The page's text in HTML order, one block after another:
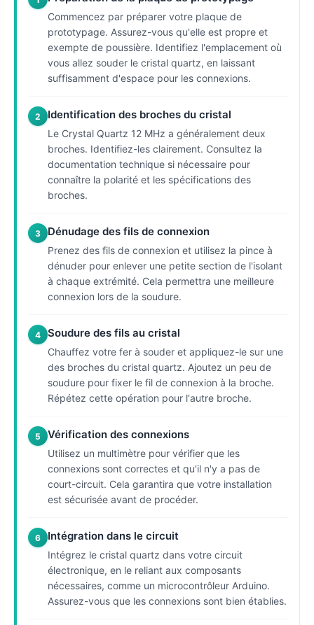
Commencez par préparer votre plaque de
prototypage. Assurez-vous qu'elle est propre et
exempte de poussière. Identifiez l'emplacement où
vous allez souder le cristal quartz, en laissant
suffisamment d'espace pour les connexions.
2 Identification des broches du cristal
Le Crystal Quartz 12 MHz a généralement deux
broches. Identifiez-les clairement. Consultez la
documentation technique si nécessaire pour
connaître la polarité et les spécifications des
broches.
3 Dénudage des fils de connexion
Prenez des fils de connexion et utilisez la pince à
dénuder pour enlever une petite section de l'isolant
à chaque extrémité. Cela permettra une meilleure
connexion lors de la soudure.
4 Soudure des fils au cristal
Chauffez votre fer à souder et appliquez-le sur une
des broches du cristal quartz. Ajoutez un peu de
soudure pour fixer le fil de connexion à la broche.
Répétez cette opération pour l'autre broche.
5 Vérification des connexions
Utilisez un multimètre pour vérifier que les
connexions sont correctes et qu'il n'y a pas de
court-circuit. Cela garantira que votre installation
est sécurisée avant de procéder.
6 Intégration dans le circuit
Intégrez le cristal quartz dans votre circuit
électronique, en le reliant aux composants
nécessaires, comme un microcontrôleur Arduino.
Assurez-vous que les connexions sont bien établies.